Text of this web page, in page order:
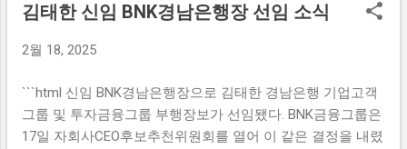
중요한 디딤돌이 될 것이다. 신용평가 산업의 변화 신용평가
는 것이 기업의 생존을 좌우하고 있다. 안영복 대표이사 내정
삼아 나이스신용평가의 도약을 목표로 하고 있다. 그는 새로
운 시장 진출 전략을 통해 기존 고객뿐만 아니라 새로운 고객
을 확보하기 위한 다각적인 노력을 할 것이다. 특히, 최근의
방법으로 이익을 취하는 경우가 다수 발생하고 있다. 특히, 지
을 취하더라도 실제로는 기획부동산 업체가 전체 토지를 획
황이다. 이러한 비정상적인 거래는 지역 주민들에게 큰 혼란
을 초래하고, 부동산 시장의 안정성을 해치는 요인이 되고 있
다. 서울 모아타운 정책의 본래 취지는 주거환경 개선과 주택
김태한 신임 BNK경남은행장 선임 소식
2월 18, 2025
```html 신임 BNK경남은행장으로 김태한 경남은행 기업고객
그룹 및 투자금융그룹 부행장보가 선임됐다. BNK금융그룹은
17일 자회사CEO후보추천위원회를 열어 이 같은 결정을 내렸